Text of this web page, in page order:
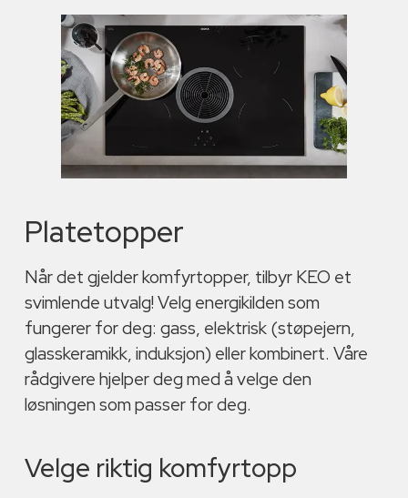
Platetopper
Når det gjelder komfyrtopper, tilbyr KEO et
svimlende utvalg! Velg energikilden som
fungerer for deg: gass, elektrisk (støpejern,
glasskeramikk, induksjon) eller kombinert. Våre
rådgivere hjelper deg med å velge den
løsningen som passer for deg.
Velge riktig komfyrtopp